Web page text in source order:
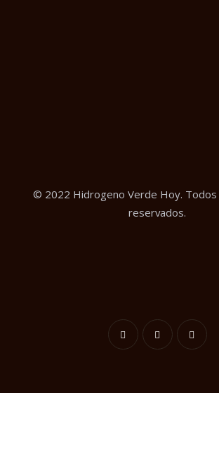
© 2022 Hidrogeno Verde Hoy. Todos
reservados.